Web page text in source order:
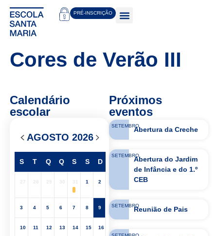
PRÉ-INSCRIÇÃO
Cores de Verão III
Calendário
escolar
AGOSTO 2026
S T Q Q S S D
1 2
3 4 5 6 7 8 9
10 11 12 13 14 15 16
Próximos
eventos
SETEMBROAbertura da Creche
SETEMBROAbertura do Jardim
de Infância e do 1.º
CEB
SETEMBROReunião de Pais